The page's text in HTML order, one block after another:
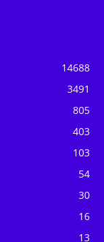
14688
3491
805
403
103
54
30
16
13